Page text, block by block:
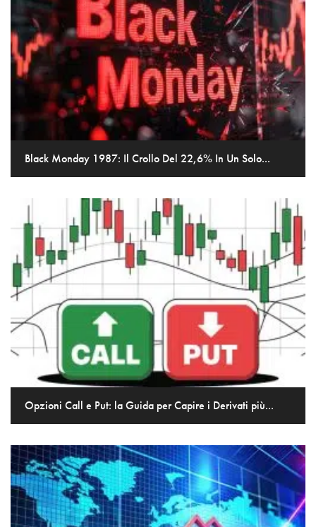
Black Monday 1987: Il Crollo Del 22,6% In Un Solo...
Opzioni Call e Put: la Guida per Capire i Derivati più...